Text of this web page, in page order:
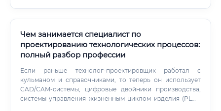
Чем занимается специалист по
проектированию технологических процессов:
полный разбор профессии
Если раньше технолог-проектировщик работал с
кульманом и справочниками, то теперь он использует
CAD/CAM-системы, цифровые двойники производства,
системы управления жизненным циклом изделия (PLM).